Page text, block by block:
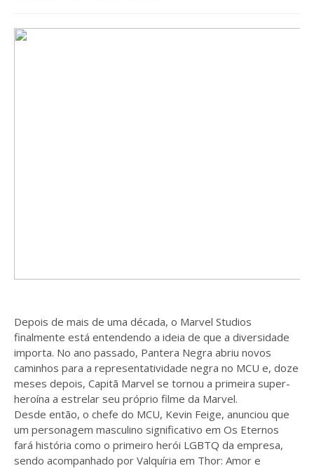
Depois de mais de uma década, o Marvel Studios
finalmente está entendendo a ideia de que a diversidade
importa. No ano passado, Pantera Negra abriu novos
caminhos para a representatividade negra no MCU e, doze
meses depois, Capitã Marvel se tornou a primeira super-
heroína a estrelar seu próprio filme da Marvel.
Desde então, o chefe do MCU, Kevin Feige, anunciou que
um personagem masculino significativo em Os Eternos
fará história como o primeiro herói LGBTQ da empresa,
sendo acompanhado por Valquíria em Thor: Amor e